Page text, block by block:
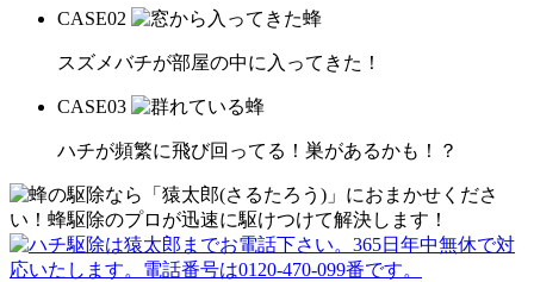
CASE02
スズメバチが部屋の中に入ってきた！
CASE03
ハチが頻繁に飛び回ってる！巣があるかも！？